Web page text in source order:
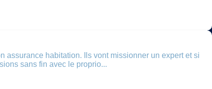
assurance habitation. Ils vont missionner un expert et si
sans fin avec le proprio...